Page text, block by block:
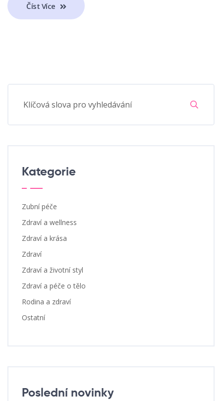
Číst Více
Kategorie
Zubní péče
Zdraví a wellness
Zdraví a krása
Zdraví
Zdraví a životní styl
Zdraví a péče o tělo
Rodina a zdraví
Ostatní
Poslední novinky